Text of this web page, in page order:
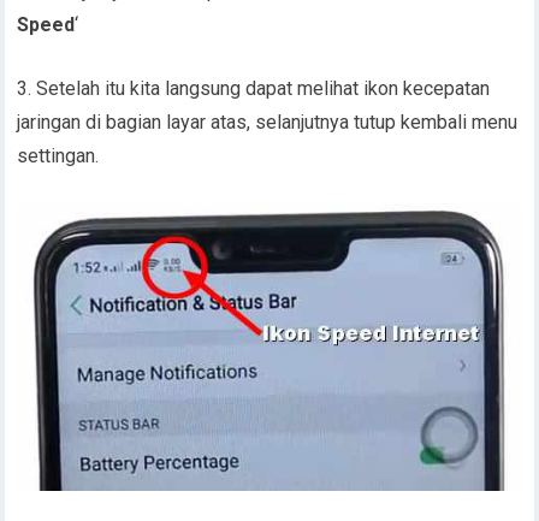
Speed‘
3. Setelah itu kita langsung dapat melihat ikon kecepatan
jaringan di bagian layar atas, selanjutnya tutup kembali menu
settingan.